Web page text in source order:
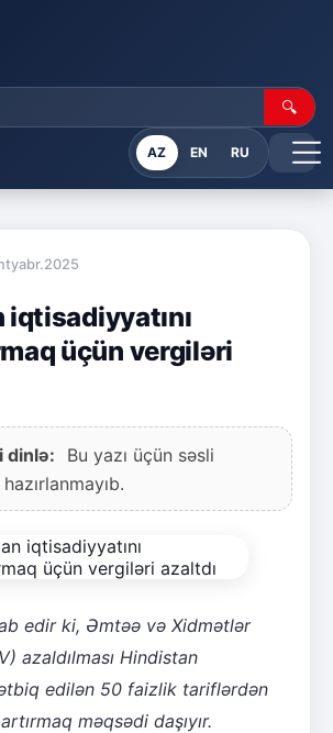
🔍
AZ EN RU
üçün vergiləri
dinlə:
Bu yazı üçün səsli
edir ki, Əmtəə və Xidmətlər
azaldılması Hindistan
edilən 50 faizlik tariflərdən
məqsədi daşıyır.